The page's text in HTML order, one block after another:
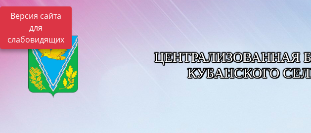
Версия сайта
для
слабовидящих
ЦЕНТРАЛИЗОВАННАЯ
КУБАНСКОГО